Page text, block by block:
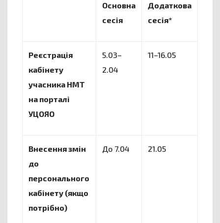
Основна
сесія
Додаткова
сесія*
Реєстрація
кабінету
учасника НМТ
на порталі
УЦОЯО
5.03–
2.04
11–16.05
Внесення змін
до
персонального
кабінету (якщо
потрібно)
До 7.04 21.05